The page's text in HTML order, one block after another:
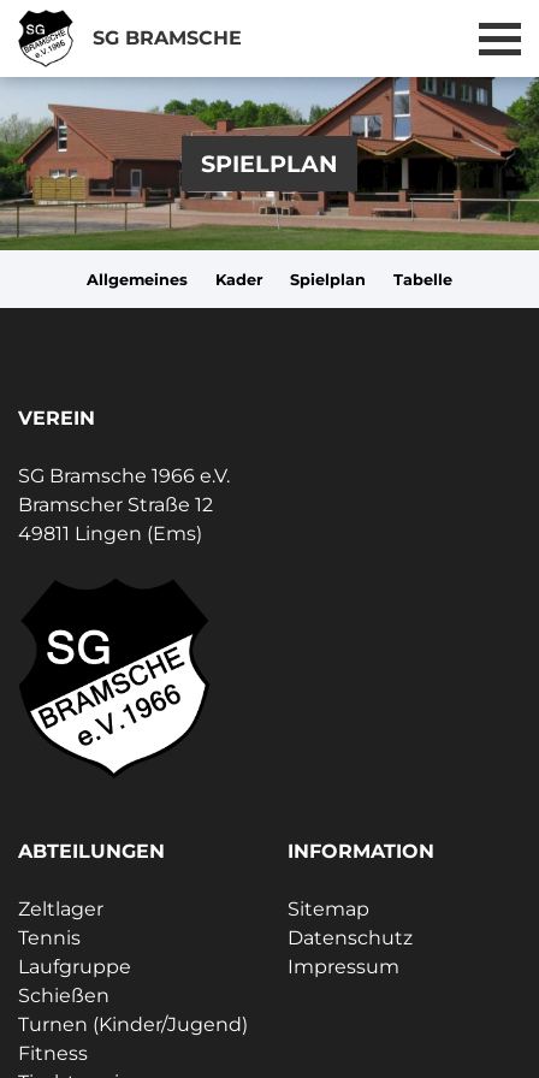
SG BRAMSCHE
SPIELPLAN
Allgemeines Kader Spielplan Tabelle
VEREIN
SG Bramsche 1966 e.V.
Bramscher Straße 12
49811 Lingen (Ems)
ABTEILUNGEN
Zeltlager
Tennis
Laufgruppe
Schießen
Turnen (Kinder/Jugend)
Fitness
INFORMATION
Sitemap
Datenschutz
Impressum